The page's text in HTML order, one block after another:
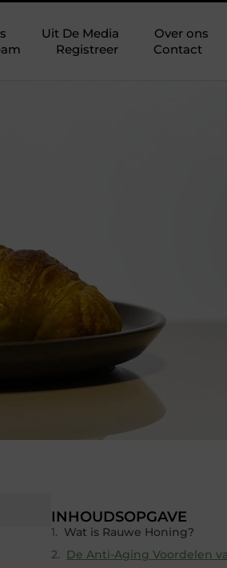
Uit De Media
Over ons
Registreer Contact
INHOUDSOPGAVE
Wat is Rauwe Honing?